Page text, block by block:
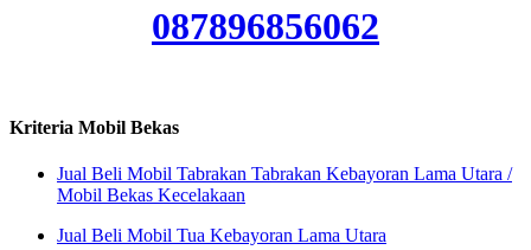
087896856062
Kriteria Mobil Bekas
Jual Beli Mobil Tabrakan Tabrakan Kebayoran Lama Utara /
Mobil Bekas Kecelakaan
Jual Beli Mobil Tua Kebayoran Lama Utara